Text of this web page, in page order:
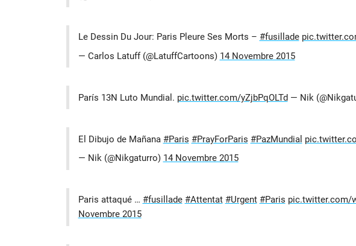
Le Dessin Du Jour: Paris Pleure Ses Morts – #fusillade
— Carlos Latuff (@LatuffCartoons) 14 Novembre 2015
París 13N Luto Mundial. pic.twitter.com/yZjbPqOLTd— Nik
El Dibujo de Mañana #Paris #PrayForParis #PazMundial
— Nik (@Nikgaturro) 14 Novembre 2015
Paris attaqué … #fusillade #Attentat #Urgent #Paris pic.twitter.com/
Novembre 2015